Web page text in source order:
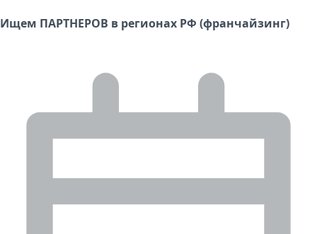
Ищем ПАРТНЕРОВ в регионах РФ (франчайзинг)